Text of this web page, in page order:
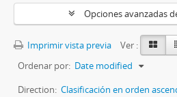
Opciones avanzadas
Imprimir vista previa
Ver :
Ordenar por: Date modified
Direction: Clasificación en orden